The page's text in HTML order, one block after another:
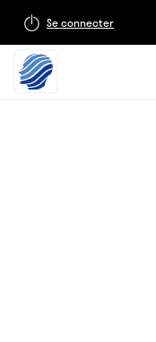
Se connecter